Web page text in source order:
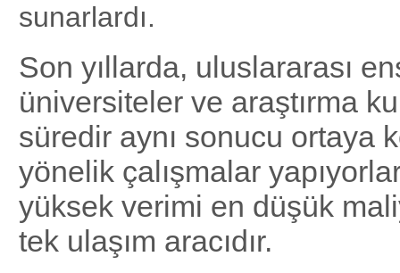
sunarlardı.
Son yıllarda, uluslararası
üniversiteler ve araştırma
süredir aynı sonucu ortaya
yönelik çalışmalar
yüksek verimi en düşük
tek ulaşım aracıdır.